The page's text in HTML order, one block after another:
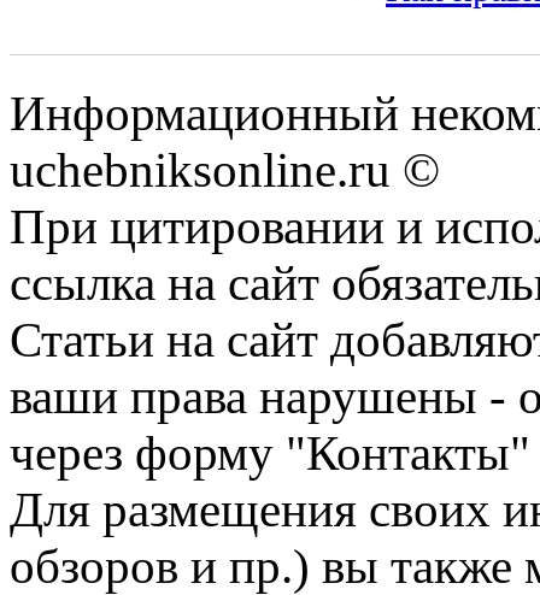
Информационный
uchebniksonline.ru ©
При цитировании и
ссылка на сайт
Статьи на сайт
ваши права нарушены -
через форму "Контакты"
Для размещения своих
обзоров и пр.) вы также